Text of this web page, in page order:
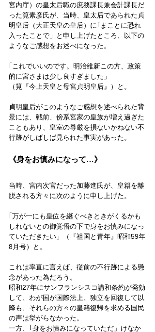
宮内庁）の皇太后職の庶務課長兼会計課長だ
った筧素彦氏が、当時、皇太后であられた貞
明皇后（大正天皇の皇后）に｢まことに恐れ
入ったことで」と申し上げたところ、以下の
ようなご感想をお述べになった。
｢これでいいのです。明治維新この方、政策
的に宮さまは少し良すぎました」
（筧『今上天皇と母宮貞明皇后』）と。
貞明皇后がこのようなご感想を述べられた背
景には、戦前、傍系宮家の皇族が増え過ぎた
こともあり、皇室の尊厳を損ないかねない不
行跡がしばしば見られた事実があった。
《身をお慎みになって…》
当時、宮内次官だった加藤進氏が、皇籍を離
脱される方々に次のように申し上げた。
｢万が一にも皇位を継ぐべきときがくるかも
しれないとの御覚悟の下で身をお慎みになっ
ていただきたい」（『祖国と青年』昭和59年
8月号）と。
これは率直に言えば、従前の不行跡による懸
念があった為だろう。
昭和27年にサンフランシスコ講和条約が発効
して、わが国が国際法上、独立を回復して以
降も、それらの方々の皇籍復帰を求める国民
の声は挙がらなかった。
一方、｢身をお慎みになっていただ」けなか